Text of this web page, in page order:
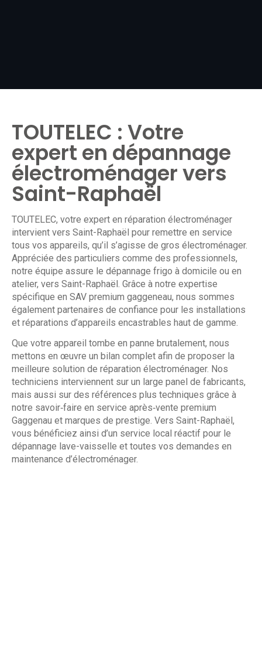
TOUTELEC : Votre
expert en dépannage
électroménager vers
Saint-Raphaël
TOUTELEC, votre expert en réparation électroménager
intervient vers Saint-Raphaël pour remettre en service
tous vos appareils, qu’il s’agisse de gros électroménager.
Appréciée des particuliers comme des professionnels,
notre équipe assure le dépannage frigo à domicile ou en
atelier, vers Saint-Raphaël. Grâce à notre expertise
spécifique en SAV premium gaggeneau, nous sommes
également partenaires de confiance pour les installations
et réparations d’appareils encastrables haut de gamme.
Que votre appareil tombe en panne brutalement, nous
mettons en œuvre un bilan complet afin de proposer la
meilleure solution de réparation électroménager. Nos
techniciens interviennent sur un large panel de fabricants,
mais aussi sur des références plus techniques grâce à
notre savoir‑faire en service après‑vente premium
Gaggenau et marques de prestige. Vers Saint-Raphaël,
vous bénéficiez ainsi d’un service local réactif pour le
dépannage lave-vaisselle et toutes vos demandes en
maintenance d’électroménager.